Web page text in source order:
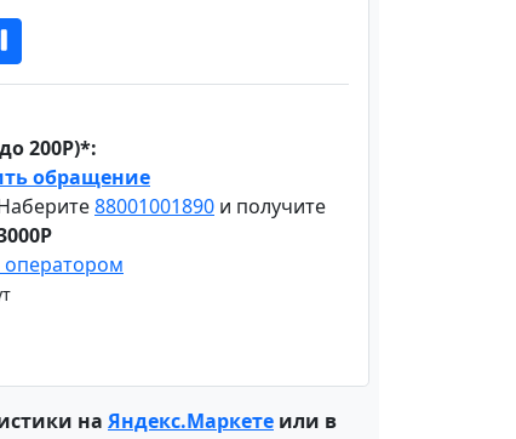
200Р)*:
обращение
88001001890 и получите
на Яндекс.Маркете или в